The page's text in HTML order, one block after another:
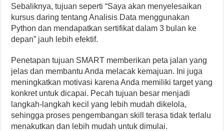
Sebaliknya, tujuan seperti “Saya akan menyelesaikan
kursus daring tentang Analisis Data menggunakan
Python dan mendapatkan sertifikat dalam 3 bulan ke
depan” jauh lebih efektif.
Penetapan tujuan SMART memberikan peta jalan yang
jelas dan membantu Anda melacak kemajuan. Ini juga
meningkatkan motivasi karena Anda memiliki target yang
konkret untuk dicapai. Pecah tujuan besar menjadi
langkah-langkah kecil yang lebih mudah dikelola,
sehingga proses pengembangan skill terasa tidak terlalu
menakutkan dan lebih mudah untuk dimulai.